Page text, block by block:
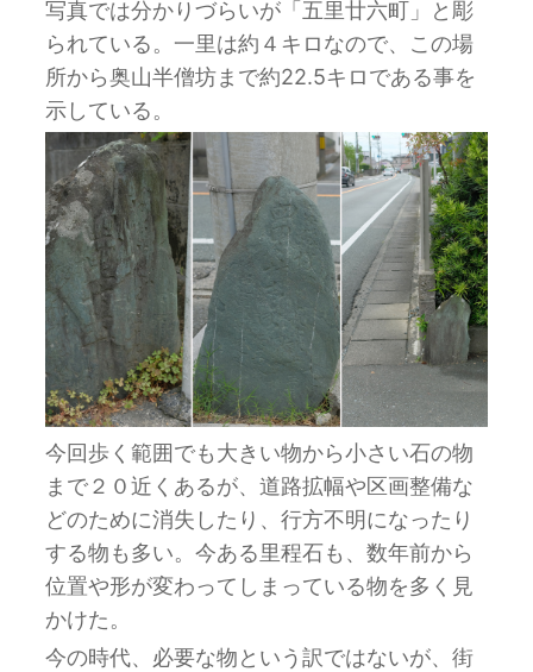
写真では分かりづらいが「五里廿六町」と彫
られている。一里は約４キロなので、この場
所から奥山半僧坊まで約22.5キロである事を
示している。
今回歩く範囲でも大きい物から小さい石の物
まで２０近くあるが、道路拡幅や区画整備な
どのために消失したり、行方不明になったり
する物も多い。今ある里程石も、数年前から
位置や形が変わってしまっている物を多く見
かけた。
今の時代、必要な物という訳ではないが、街